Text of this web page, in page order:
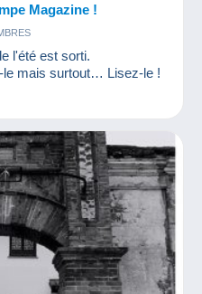
Magazine !
l'été est sorti.
le mais surtout… Lisez-le !